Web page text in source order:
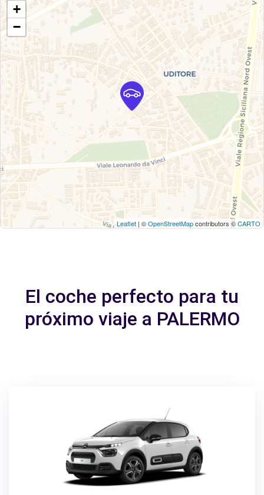
+
−
Leaflet | ©OpenStreetMapcontributors ©CARTO
El coche perfecto para tu
próximo viaje a PALERMO